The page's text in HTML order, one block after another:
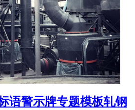
语警示牌专题模板轧钢